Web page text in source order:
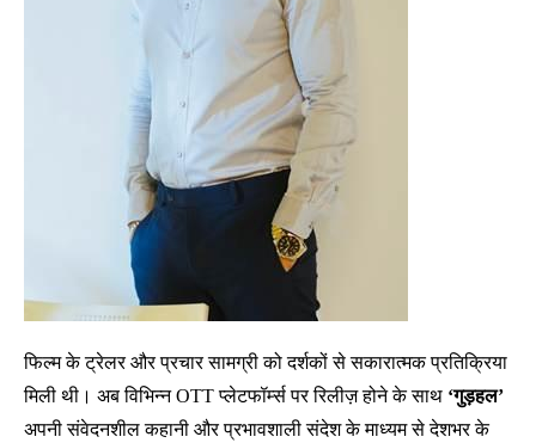
फिल्म के ट्रेलर और प्रचार सामग्री को दर्शकों से सकारात्मक प्रतिक्रिया
मिली थी। अब विभिन्न OTT प्लेटफॉर्म्स पर रिलीज़ होने के साथ ‘गुड़हल’
अपनी संवेदनशील कहानी और प्रभावशाली संदेश के माध्यम से देशभर के